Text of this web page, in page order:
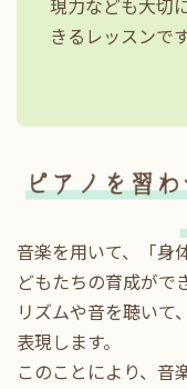
これからも、一人
今後ともどうぞよ
レッスン前に「
くれる子や、
方へ報告する姿
ます。
音楽を通して、
しみながら続け
す
現力なども大切
きるレッスンです
音楽を用いて、「身
どもたちの育成がで
リズムや音を聴いて
表現します。
このことにより、音